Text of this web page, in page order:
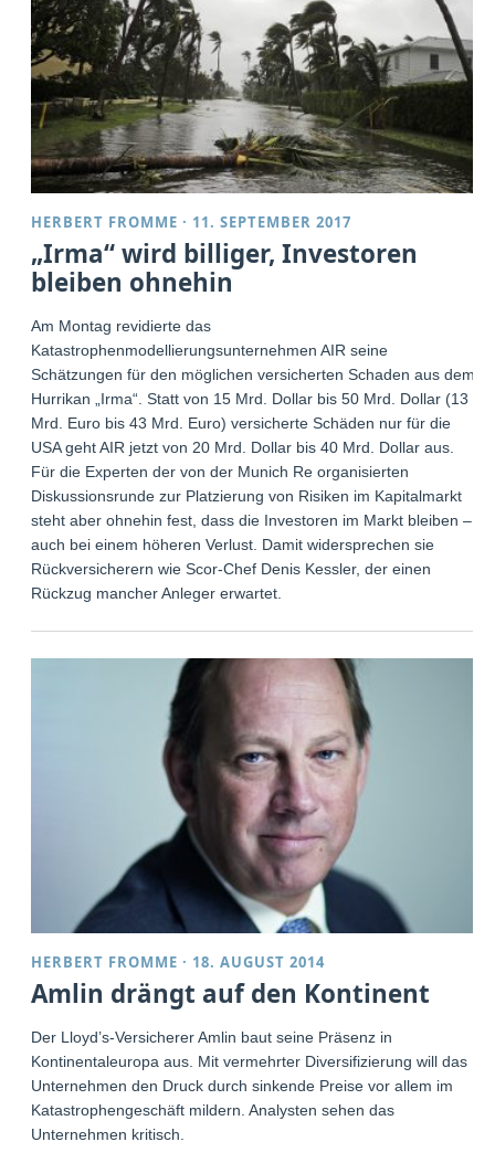
HERBERT FROMME · 11. SEPTEMBER 2017
„Irma“ wird billiger, Investoren
bleiben ohnehin
Am Montag revidierte das
Katastrophenmodellierungsunternehmen AIR seine
Schätzungen für den möglichen versicherten Schaden aus dem
Hurrikan „Irma“. Statt von 15 Mrd. Dollar bis 50 Mrd. Dollar (13
Mrd. Euro bis 43 Mrd. Euro) versicherte Schäden nur für die
USA geht AIR jetzt von 20 Mrd. Dollar bis 40 Mrd. Dollar aus.
Für die Experten der von der Munich Re organisierten
Diskussionsrunde zur Platzierung von Risiken im Kapitalmarkt
steht aber ohnehin fest, dass die Investoren im Markt bleiben –
auch bei einem höheren Verlust. Damit widersprechen sie
Rückversicherern wie Scor-Chef Denis Kessler, der einen
Rückzug mancher Anleger erwartet.
HERBERT FROMME · 18. AUGUST 2014
Amlin drängt auf den Kontinent
Der Lloyd’s-Versicherer Amlin baut seine Präsenz in
Kontinentaleuropa aus. Mit vermehrter Diversifizierung will das
Unternehmen den Druck durch sinkende Preise vor allem im
Katastrophengeschäft mildern. Analysten sehen das
Unternehmen kritisch.